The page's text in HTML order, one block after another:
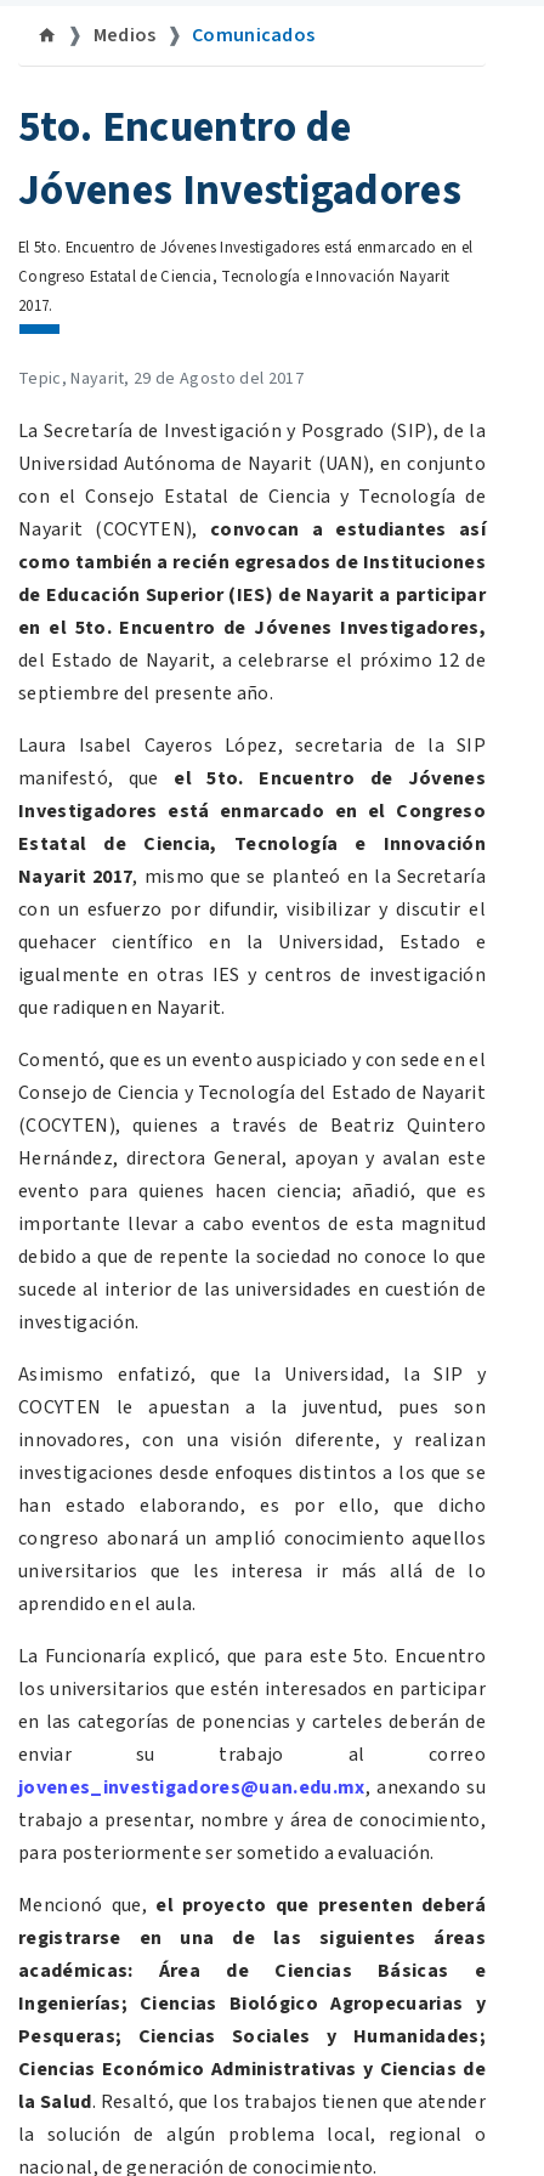
Medios Comunicados
5to. Encuentro de
Jóvenes Investigadores
El 5to. Encuentro de Jóvenes Investigadores está enmarcado en el
Congreso Estatal de Ciencia, Tecnología e Innovación Nayarit
2017.
Tepic, Nayarit, 29 de Agosto del 2017
La Secretaría de Investigación y Posgrado (SIP), de la
Universidad Autónoma de Nayarit (UAN), en conjunto
con el Consejo Estatal de Ciencia y Tecnología de
Nayarit (COCYTEN), convocan a estudiantes así
como también a recién egresados de Instituciones
de Educación Superior (IES) de Nayarit a participar
en el 5to. Encuentro de Jóvenes Investigadores,
del Estado de Nayarit, a celebrarse el próximo 12 de
septiembre del presente año.
Laura Isabel Cayeros López, secretaria de la SIP
manifestó, que el 5to. Encuentro de Jóvenes
Investigadores está enmarcado en el Congreso
Estatal de Ciencia, Tecnología e Innovación
Nayarit 2017, mismo que se planteó en la Secretaría
con un esfuerzo por difundir, visibilizar y discutir el
quehacer científico en la Universidad, Estado e
igualmente en otras IES y centros de investigación
que radiquen en Nayarit.
Comentó, que es un evento auspiciado y con sede en el
Consejo de Ciencia y Tecnología del Estado de Nayarit
(COCYTEN), quienes a través de Beatriz Quintero
Hernández, directora General, apoyan y avalan este
evento para quienes hacen ciencia; añadió, que es
importante llevar a cabo eventos de esta magnitud
debido a que de repente la sociedad no conoce lo que
sucede al interior de las universidades en cuestión de
investigación.
Asimismo enfatizó, que la Universidad, la SIP y
COCYTEN le apuestan a la juventud, pues son
innovadores, con una visión diferente, y realizan
investigaciones desde enfoques distintos a los que se
han estado elaborando, es por ello, que dicho
congreso abonará un amplió conocimiento aquellos
universitarios que les interesa ir más allá de lo
aprendido en el aula.
La Funcionaría explicó, que para este 5to. Encuentro
los universitarios que estén interesados en participar
en las categorías de ponencias y carteles deberán de
enviar su trabajo al correo
jovenes_investigadores@uan.edu.mx, anexando su
trabajo a presentar, nombre y área de conocimiento,
para posteriormente ser sometido a evaluación.
Mencionó que, el proyecto que presenten deberá
registrarse en una de las siguientes áreas
académicas: Área de Ciencias Básicas e
Ingenierías; Ciencias Biológico Agropecuarias y
Pesqueras; Ciencias Sociales y Humanidades;
Ciencias Económico Administrativas y Ciencias de
la Salud. Resaltó, que los trabajos tienen que atender
la solución de algún problema local, regional o
nacional, de generación de conocimiento.